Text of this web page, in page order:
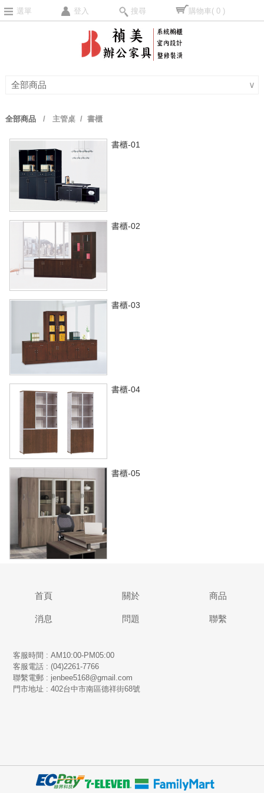
選單 登入 搜尋 購物車( 0 )
全部商品 ∨
全部商品/ 主管桌/ 書櫃
書櫃-01
書櫃-02
書櫃-03
書櫃-04
書櫃-05
首頁 關於 商品
消息 問題 聯繫
客服時間 : AM10:00-PM05:00
客服電話 : (04)2261-7766
​聯繫電郵 : jenbee5168@gmail.com
門市地址 : 402台中市南區德祥街68號